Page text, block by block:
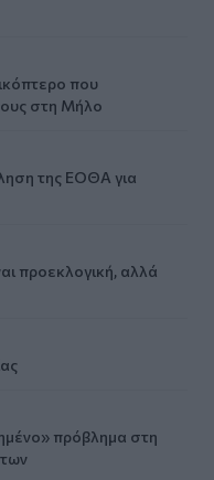
που
στη Μήλο
της ΕΟΘΑ για
προεκλογική, αλλά
πρόβλημα στη